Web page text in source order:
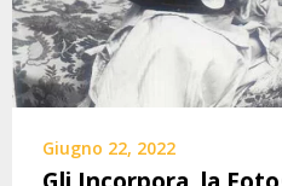
Giugno 22, 2022